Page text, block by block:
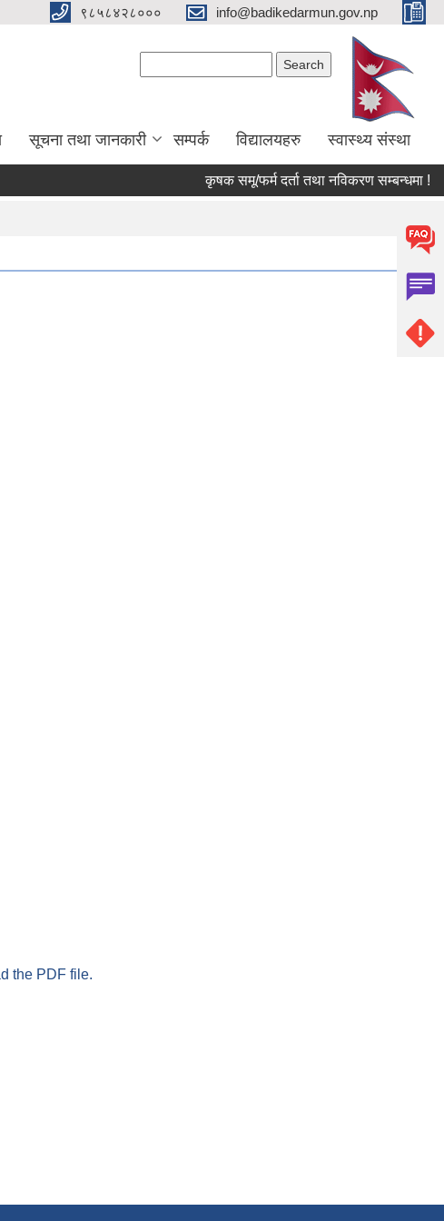
९८५८४२८००० info@badikedarmun.gov.np
सूचना तथा जानकारी सम्पर्क विद्यालयहरु स्वास्थ्य संस्था
कृषक समू/फर्म दर्ता तथा नविकरण सम्बन्धमा !
the PDF file.